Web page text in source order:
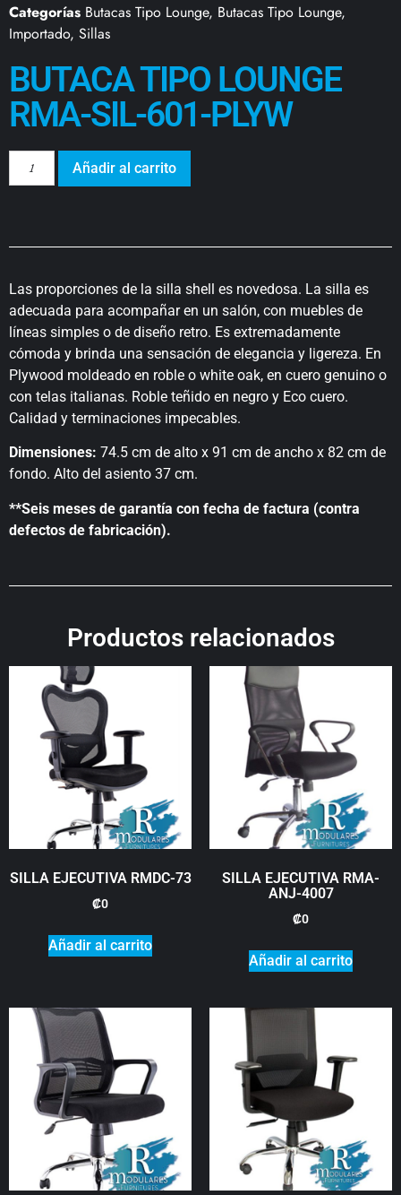
Categorías Butacas Tipo Lounge, Butacas Tipo Lounge,
Importado, Sillas
BUTACA TIPO LOUNGE
RMA-SIL-601-PLYW
Añadir al carrito
Las proporciones de la silla shell es novedosa. La silla es
adecuada para acompañar en un salón, con muebles de
líneas simples o de diseño retro. Es extremadamente
cómoda y brinda una sensación de elegancia y ligereza. En
Plywood moldeado en roble o white oak, en cuero genuino o
con telas italianas. Roble teñido en negro y Eco cuero.
Calidad y terminaciones impecables.
Dimensiones: 74.5 cm de alto x 91 cm de ancho x 82 cm de
fondo. Alto del asiento 37 cm.
**Seis meses de garantía con fecha de factura (contra
defectos de fabricación).
Productos relacionados
SILLA EJECUTIVA RMDC-73
₡0
Añadir al carrito
SILLA EJECUTIVA RMA-
ANJ-4007
₡0
Añadir al carrito